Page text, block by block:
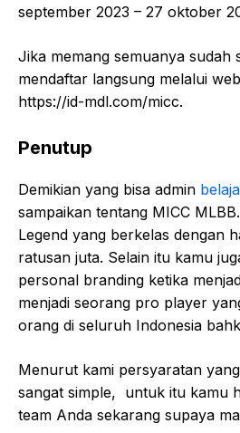
september 2023 – 27 oktober
Jika memang semuanya sudah
mendaftar langsung melalui
https://id-mdl.com/micc.
Penutup
Demikian yang bisa admin
sampaikan tentang MICC
Legend yang berkelas dengan
ratusan juta. Selain itu kamu
personal branding ketika
menjadi seorang pro player
orang di seluruh Indonesia
Menurut kami persyaratan
sangat simple, untuk itu kamu
team Anda sekarang supaya